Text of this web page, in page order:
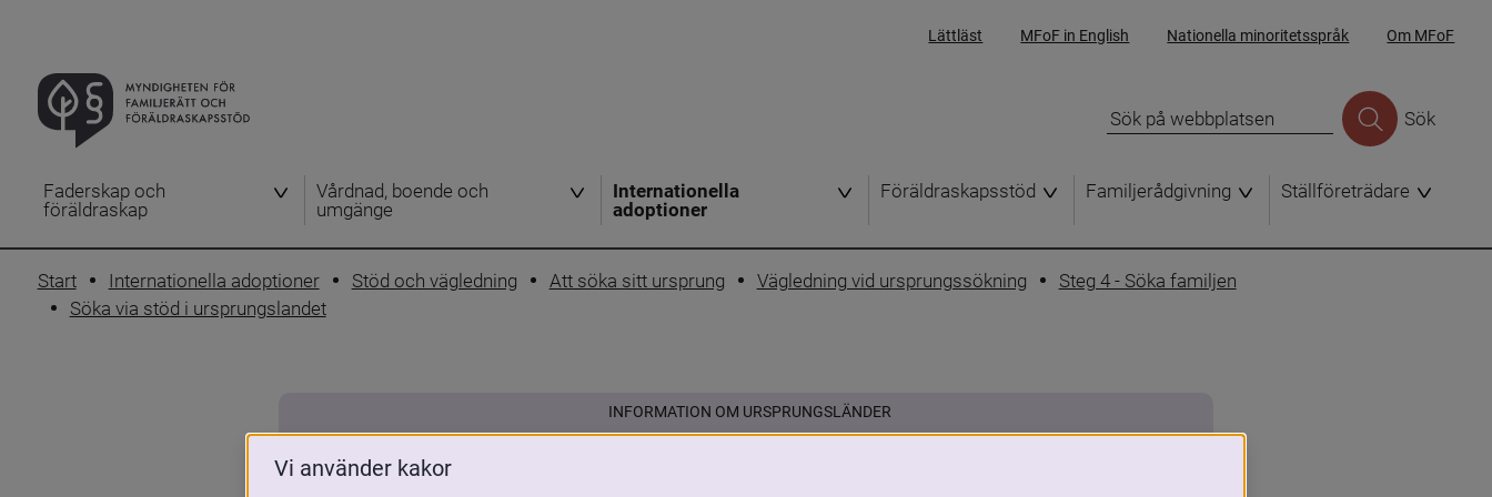
Lättläst MFoF in English Nationella minoritetsspråk Om MFoF
Sök
Faderskap och
föräldraskap
Vårdnad, boende och
umgänge
Internationella
adoptioner
Föräldraskapsstöd Familjerådgivning Ställföreträdare
Start Internationella adoptioner Stöd och vägledning Att söka sitt ursprung Vägledning vid ursprungssökning
Steg 4 - Söka familjen
Söka via stöd i ursprungslandet
INFORMATION OM URSPRUNGSLÄNDER
Israel
Vi använder kakor